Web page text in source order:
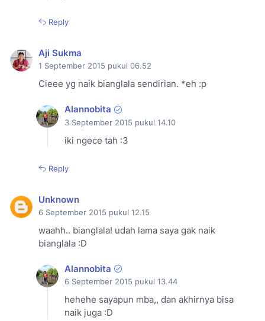
Reply
Aji Sukma
1 September 2015 pukul 06.52
Cieee yg naik bianglala sendirian. *eh :p
Alannobita
3 September 2015 pukul 14.10
iki ngece tah :3
Reply
Unknown
6 September 2015 pukul 12.15
waahh.. bianglala! udah lama saya gak naik
bianglala :D
Alannobita
6 September 2015 pukul 13.44
hehehe sayapun mba,, dan akhirnya bisa
naik juga :D